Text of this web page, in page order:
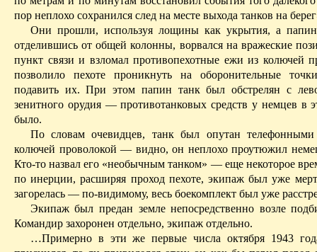
пор неплохо сохранился след на месте выхода танков на
Они прошли, используя лощины как укрытия, а папин
отделившись от общей колонны, ворвался на вражеские
пункт связи и взломал противопехотные ежи из колючей
позволило пехоте проникнуть на оборонительные
подавить их. При этом папин танк был обстрелян с
зенитного орудия — противотанковых средств у немцев в
было.
По словам очевидцев, танк был опутан
колючей проволокой — видно, он неплохо проутюжил
Кто-то назвал его «необычным танком» — еще некоторое
по инерции, расширяя проход пехоте, экипаж был уже
загорелась — по-видимому, весь боекомплект был уже
Экипаж был предан земле непосредственно возле
Командир захоронен отдельно, экипаж отдельно.
…Примерно в эти же первые числа октября 1943